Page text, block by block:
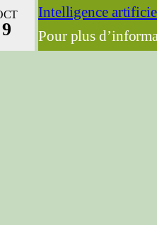
9
Intelligence
Pour plus